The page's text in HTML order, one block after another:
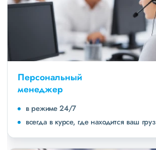
Персональный
менеджер
в режиме 24/7
всегда в курсе, где находится ваш груз